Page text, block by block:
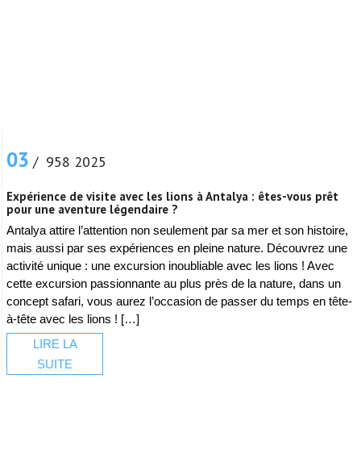
03 / 958 2025
Expérience de visite avec les lions à Antalya : êtes-vous prêt
pour une aventure légendaire ?
Antalya attire l’attention non seulement par sa mer et son histoire,
mais aussi par ses expériences en pleine nature. Découvrez une
activité unique : une excursion inoubliable avec les lions ! Avec
cette excursion passionnante au plus près de la nature, dans un
concept safari, vous aurez l’occasion de passer du temps en tête-
à-tête avec les lions ! […]
LIRE LA
SUITE